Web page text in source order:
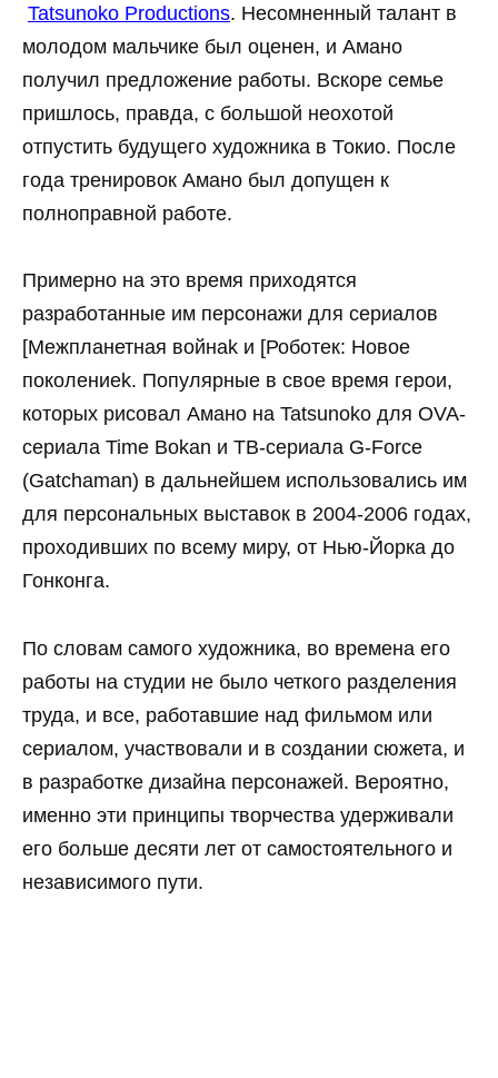
Tatsunoko Productions. Несомненный талант в
молодом мальчике был оценен, и Амано
получил предложение работы. Вскоре семье
пришлось, правда, с большой неохотой
отпустить будущего художника в Токио. После
года тренировок Амано был допущен к
полноправной работе.
Примерно на это время приходятся
разработанные им персонажи для сериалов
[Межпланетная войнаk и [Роботек: Новое
поколениеk. Популярные в свое время герои,
которых рисовал Амано на Tatsunoko для OVA-
сериала Time Bokan и ТВ-сериала G-Force
(Gatchaman) в дальнейшем использовались им
для персональных выставок в 2004-2006 годах,
проходивших по всему миру, от Нью-Йорка до
Гонконга.
По словам самого художника, во времена его
работы на студии не было четкого разделения
труда, и все, работавшие над фильмом или
сериалом, участвовали и в создании сюжета, и
в разработке дизайна персонажей. Вероятно,
именно эти принципы творчества удерживали
его больше десяти лет от самостоятельного и
независимого пути.